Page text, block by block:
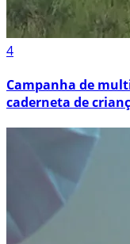
4
Campanha de
caderneta de